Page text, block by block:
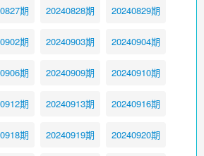
期 20240828期 20240829期
期 20240903期 20240904期
期 20240909期 20240910期
期 20240913期 20240916期
期 20240919期 20240920期